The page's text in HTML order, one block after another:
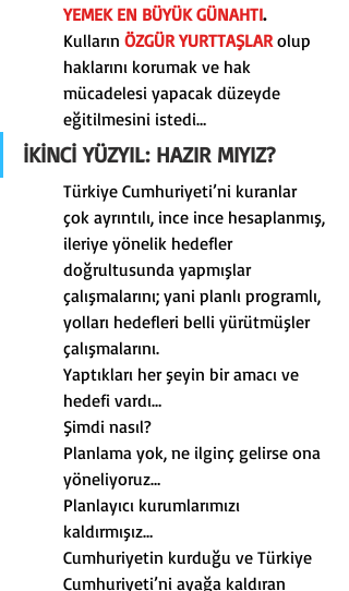
YEMEK EN BÜYÜK GÜNAHTI.
Kulların ÖZGÜR YURTTAŞLAR olup
haklarını korumak ve hak
mücadelesi yapacak düzeyde
eğitilmesini istedi…
İKİNCİ YÜZYIL: HAZIR MIYIZ?
Türkiye Cumhuriyeti’ni kuranlar
çok ayrıntılı, ince ince hesaplanmış,
ileriye yönelik hedefler
doğrultusunda yapmışlar
çalışmalarını; yani planlı programlı,
yolları hedefleri belli yürütmüşler
çalışmalarını.
Yaptıkları her şeyin bir amacı ve
hedefi vardı…
Şimdi nasıl?
Planlama yok, ne ilginç gelirse ona
yöneliyoruz…
Planlayıcı kurumlarımızı
kaldırmışız…
Cumhuriyetin kurduğu ve Türkiye
Cumhuriyeti’ni ayağa kaldıran